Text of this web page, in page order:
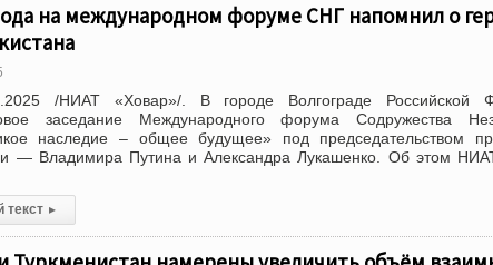
на международном форуме СНГ напомнил о
/НИАТ «Ховар»/. В городе Волгограде Российской
заседание Международного форума Содружества
наследие – общее будущее» под председательством
— Владимира Путина и Александра Лукашенко. Об этом
текст ▸